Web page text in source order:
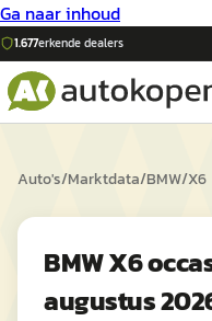
Ga naar inhoud
1.677erkende dealers
Auto's/Marktdata/BMW/X6
BMW X6
augustus